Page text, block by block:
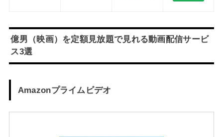
億男（映画）を定額見放題で見れる動画配信サービ
ス3選
Amazonプライムビデオ